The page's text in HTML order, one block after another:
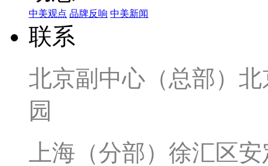
中美观点 品牌反响 中美新闻
联系
北京副中心（总部）
园
上海（分部）徐汇区